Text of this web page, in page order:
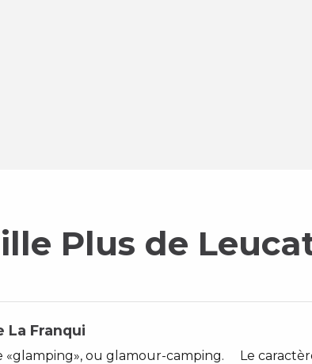
Plus de
La Franqui
ou glamour-camping. Le